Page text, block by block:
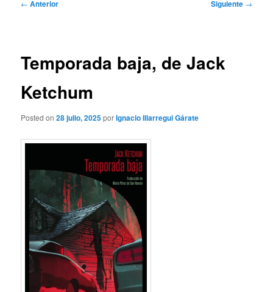
← Anterior Siguiente →
Temporada baja, de Jack
Ketchum
Posted on28 julio, 2025porIgnacio Illarregui Gárate